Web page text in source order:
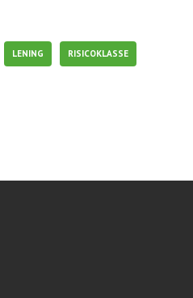
LENING RISICOKLASSE